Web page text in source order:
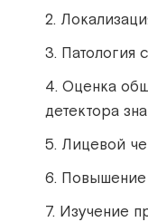
2.
3. Патология
4. Оценка
детектора
5. Лицевой
6. Повышение
7. Изучение